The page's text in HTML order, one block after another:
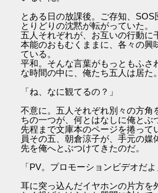
とある日の放課後。ご存知、
とりどりの沈黙が転がっていた。
五人それぞれが、お互いの行動に
本能のおもむくままに、各々の興
ている。
平和。そんな言葉がもっともふさ
な時間の中に、俺たち五人は居た。
「ね、なに観てるの？」
不意に。五人それぞれ別々の方角
ちの一つが、何とはなしに俺とぶ
先程まで文庫本のページを捲っ
員その五、朝倉涼子が、手元の媒
先を俺へとぶつけてきたのだ。
「PV。プロモーションビデオだよ
耳に突っ込んだイヤホンの片方を